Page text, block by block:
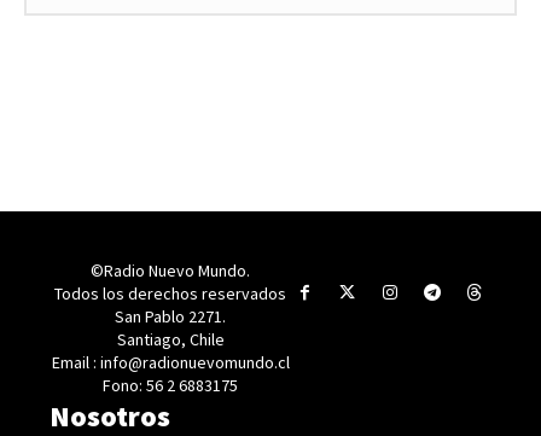
©Radio Nuevo Mundo.
Todos los derechos reservados
San Pablo 2271.
Santiago, Chile
Email : info@radionuevomundo.cl
Fono: 56 2 6883175
Nosotros